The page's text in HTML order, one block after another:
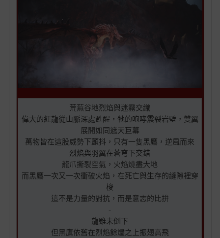
荒蕪谷地烈焰與迷霧交織
偉大的紅龍從山脈深處甦醒，牠的咆哮震裂岩壁，雙翼
展開如同遮天巨幕
萬物皆在這股威勢下顫抖，只有一隻黑鷹，逆風而來
烈焰與羽翼在蒼穹下交錯
龍爪撕裂空氣，火焰燒盡大地
而黑鷹一次又一次衝破火焰，在死亡與生存的縫隙裡穿
梭
這不是力量的對抗，而是意志的比拚
-
龍雖未倒下
但黑鷹依舊在烈焰餘燼之上振翅高飛